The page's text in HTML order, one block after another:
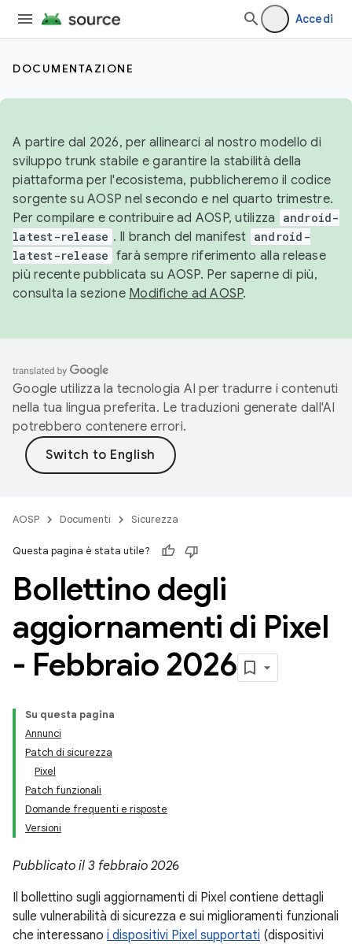
Accedi
DOCUMENTAZIONE
A partire dal 2026, per allinearci al nostro modello di
sviluppo trunk stabile e garantire la stabilità della
piattaforma per l'ecosistema, pubblicheremo il codice
sorgente su AOSP nel secondo e nel quarto trimestre.
Per compilare e contribuire ad AOSP, utilizza
android-
latest-release . Il branch del manifest android-
latest-release farà sempre riferimento alla release
più recente pubblicata su AOSP. Per saperne di più,
consulta la sezione Modifiche ad AOSP.
Google utilizza la tecnologia AI per tradurre i contenuti
nella tua lingua preferita. Le traduzioni generate dall'AI
potrebbero contenere errori.
AOSP Documenti Sicurezza
Questa pagina è stata utile?
Bollettino degli
aggiornamenti di Pixel
- Febbraio 2026
Su questa pagina
Annunci
Patch di sicurezza
Pixel
Patch funzionali
Domande frequenti e risposte
Versioni
Pubblicato il 3 febbraio 2026
Il bollettino sugli aggiornamenti di Pixel contiene dettagli
sulle vulnerabilità di sicurezza e sui miglioramenti funzionali
che interessano i dispositivi Pixel supportati (dispositivi